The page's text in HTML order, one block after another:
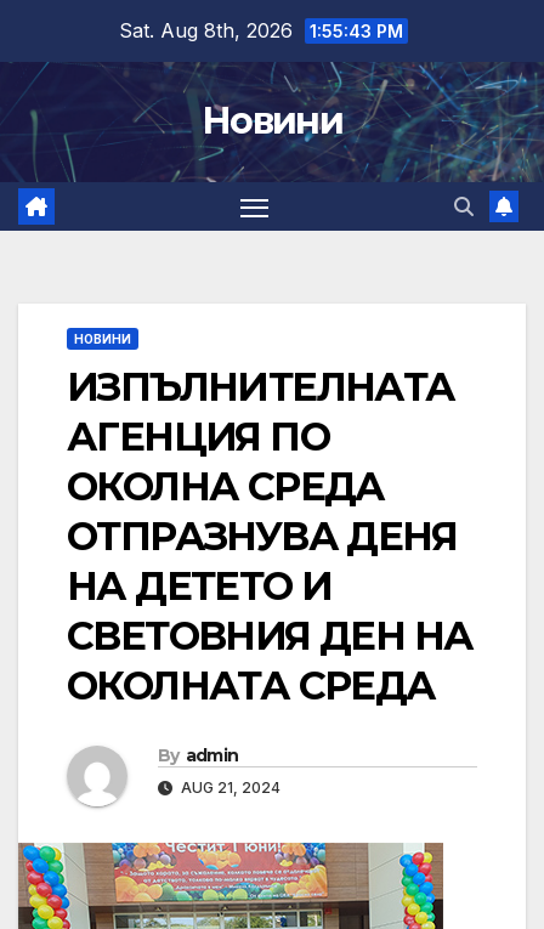
content
Sat. Aug 8th, 2026 1:55:44 PM
Новини
НОВИНИ
ИЗПЪЛНИТЕЛНАТА
АГЕНЦИЯ ПО
ОКОЛНА СРЕДА
ОТПРАЗНУВА ДЕНЯ
НА ДЕТЕТО И
СВЕТОВНИЯ ДЕН НА
ОКОЛНАТА СРЕДА
By admin
AUG 21, 2024